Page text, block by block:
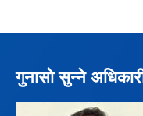
गुनासो सुन्ने